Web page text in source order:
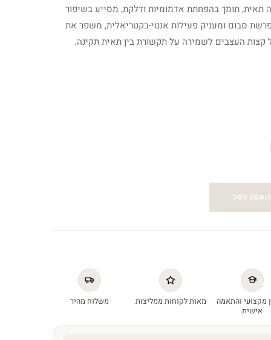
תומך בהפחתת אדמומיות ודלקת, מסייע בשיפור
סבום ומעניק פעילות אנטי-בקטריאלית, משפר את מרקם
לשמירה על תקשורת בין תאית תקינה.
לסל
מקצועי והתאמה
אישית
מאות לקוחות ממליצות משלוח מהיר